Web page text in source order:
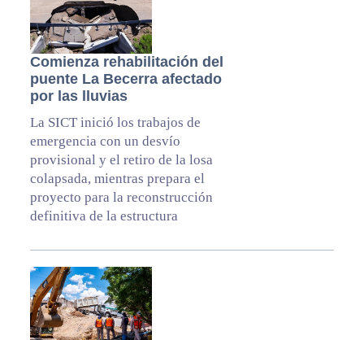
Comienza rehabilitación del
puente La Becerra afectado
por las lluvias
La SICT inició los trabajos de
emergencia con un desvío
provisional y el retiro de la losa
colapsada, mientras prepara el
proyecto para la reconstrucción
definitiva de la estructura